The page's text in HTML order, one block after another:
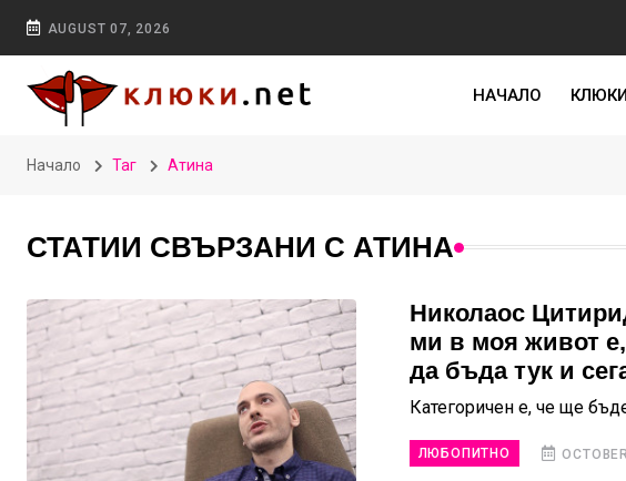
AUGUST 07, 2026
НАЧАЛО КЛЮКИ
Начало Таг Атина
СТАТИИ СВЪРЗАНИ С АТИНА
Николаос
ми в моя живот е,
да бъда тук и
Категоричен е, че ще
ЛЮБОПИТНО